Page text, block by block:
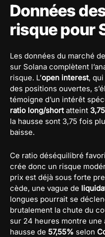
Données
risque pour
Les données du marché
sur Solana complètent
risque. L’open interest,
des positions ouvertes,
témoigne d’un intérêt
ratio long/shortatteint 3,75
la hausse sont 3,75 fois
baisse.
Ce ratio déséquilibré
crée donc un risque
prix est déjà sous forte
cède, une vague de
longues pourrait se
brutalement la chute du
sur 24 heures montre
hausse de 57,55% selon